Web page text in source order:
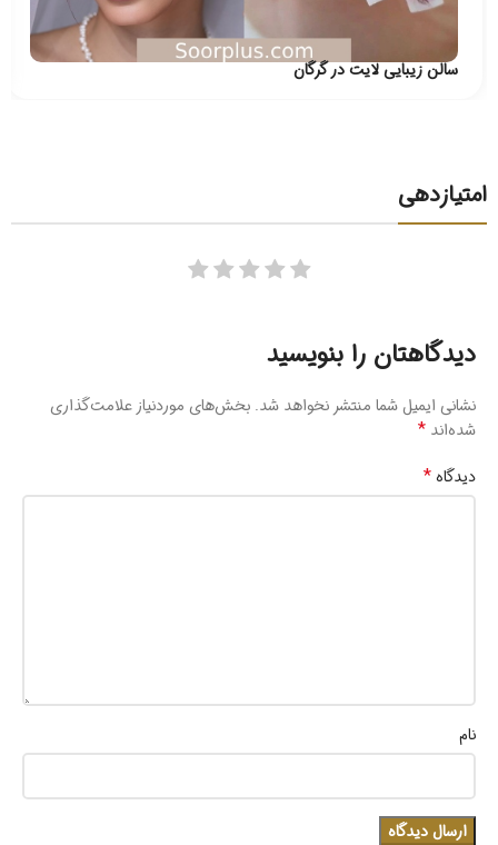
سالن زیبایی لایت در گرگان
امتیازدهی
دیدگاهتان را بنویسید
نشانی ایمیل شما منتشر نخواهد شد. بخش‌های موردنیاز علامت‌گذاری
شده‌اند *
دیدگاه*
نام